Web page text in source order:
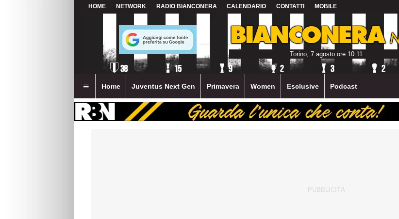
HOME NETWORK RADIO BIANCONERA CALENDARIO CONTATTI MOBILE
Torino, 7 agosto ore 10:11
Home Juventus Next Gen Primavera Women Esclusive Podcast